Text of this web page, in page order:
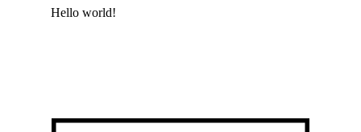
Hello world!